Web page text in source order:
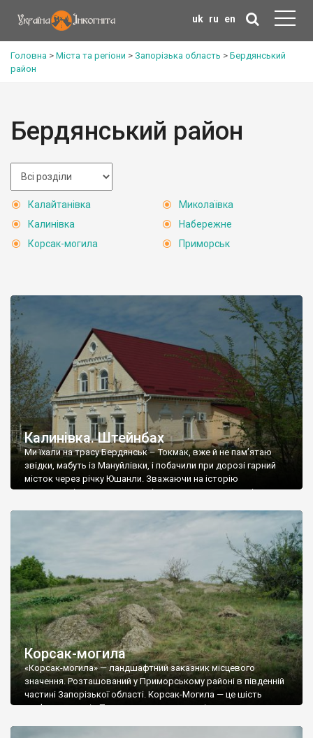
uk ru en
Головна > Міста та регіони > Запорізька область > Бердянський
район
Бердянський район
Калайтанівка
Калинівка
Корсак-могила
Миколаївка
Набережне
Приморськ
Калинівка. Штейнбах
Ми їхали на трасу Бердянськ – Токмак, вже й не пам’ятаю
звідки, мабуть із Мануйлівки, і побачили при дорозі гарний
місток через річку Юшанли. Зважаючи на історію
навколишніх населених пунктів, ми припустили, що місток
починалося відразу за містком, і зробили абсолютно
правильно, адже надибали на абсолютно невідомий […]
Корсак-могила
«Корсак-могила» — ландшафтний заказник місцевого
значення. Розташований у Приморському районі в південній
частині Запорізької області. Корсак-Могила — це шість
кам’яних виходів Приазовського кристалічного масиву дуже